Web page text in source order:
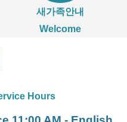
새가족안내
Welcome
Hours